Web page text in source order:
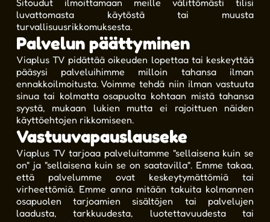
Sitoudut ilmoittamaan meille välittömästi tilisi
luvattomasta käytöstä tai muusta
turvallisuusrikkomuksesta.
Palvelun päättyminen
Viaplus TV pidättää oikeuden lopettaa tai keskeyttää
pääsysi palveluihimme milloin tahansa ilman
ennakkoilmoitusta. Voimme tehdä niin ilman vastuuta
sinua tai kolmatta osapuolta kohtaan mistä tahansa
syystä, mukaan lukien mutta ei rajoittuen näiden
käyttöehtojen rikkomiseen.
Vastuuvapauslauseke
Viaplus TV tarjoaa palveluitamme "sellaisena kuin se
on" ja "sellaisena kuin se on saatavilla". Emme takaa,
että palvelumme ovat keskeytymättömiä tai
virheettömiä. Emme anna mitään takuita kolmannen
osapuolen tarjoamien sisältöjen tai palvelujen
laadusta, tarkkuudesta, luotettavuudesta tai